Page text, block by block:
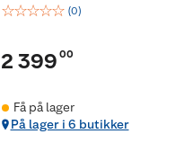
☆☆☆☆☆ (0)
2 399 00
Få på lager
På lager i 6 butikker